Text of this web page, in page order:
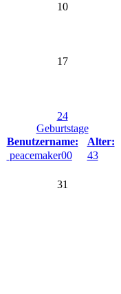
10
17
24
Geburtstage
Benutzername:
Alter:
peacemaker00
43
31